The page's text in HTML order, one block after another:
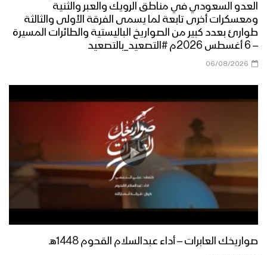
العدو السعودي في مناطق الرويك والعبر والثنية
ومعسكرات أخرى تابعة لما يسمى الفرقة الأولى والثالثة
طوارئ بعدد كبير من الصواريخ الباليستية والطائرات المسيرة
– 6 أغسطس 2026م #التصعيد_بالتصعيد
06/08/2026
صواريخك العابرات – أداء عبدالسلام القحوم 1448هـ